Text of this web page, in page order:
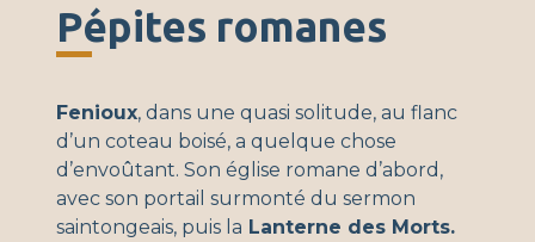
Pépites romanes
Fenioux, dans une quasi solitude, au flanc
d’un coteau boisé, a quelque chose
d’envoûtant. Son église romane d’abord,
avec son portail surmonté du sermon
saintongeais, puis la Lanterne des Morts.